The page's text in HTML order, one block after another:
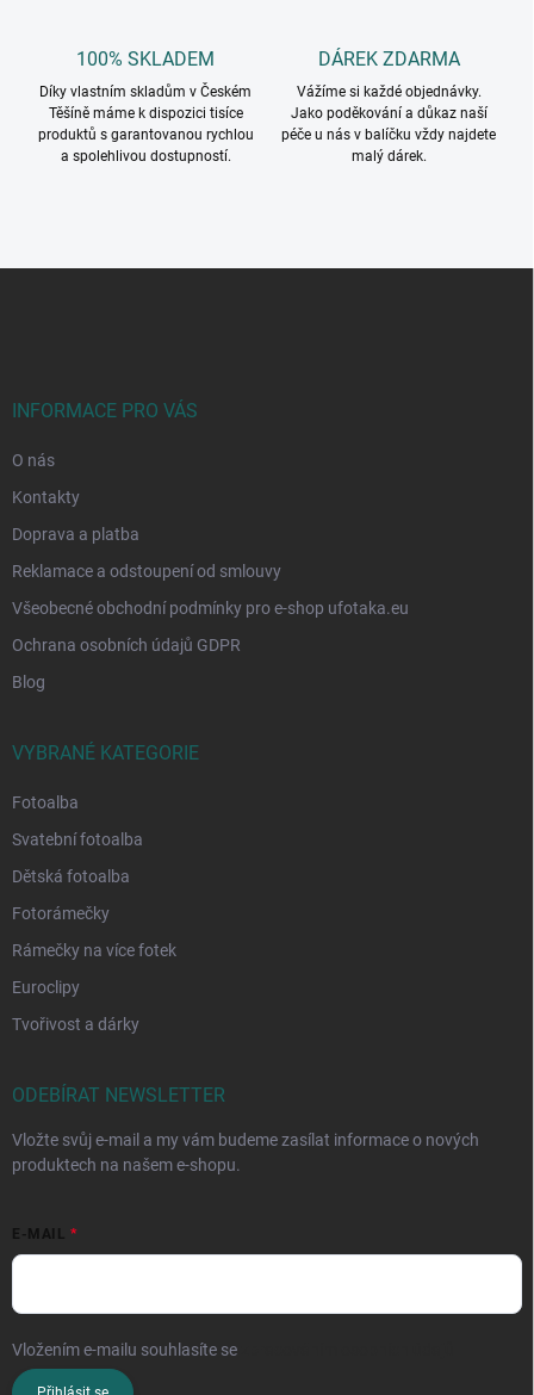
100% SKLADEM
Díky vlastním skladům v Českém
Těšíně máme k dispozici tisíce
produktů s garantovanou rychlou
a spolehlivou dostupností.
DÁREK ZDARMA
Vážíme si každé objednávky.
Jako poděkování a důkaz naší
péče u nás v balíčku vždy najdete
malý dárek.
INFORMACE PRO VÁS
O nás
Kontakty
Doprava a platba
Reklamace a odstoupení od smlouvy
Všeobecné obchodní podmínky pro e-shop ufotaka.eu
Ochrana osobních údajů GDPR
Blog
VYBRANÉ KATEGORIE
Fotoalba
Svatební fotoalba
Dětská fotoalba
Fotorámečky
Rámečky na více fotek
Euroclipy
Tvořivost a dárky
ODEBÍRAT NEWSLETTER
Vložte svůj e-mail a my vám budeme zasílat informace o nových
produktech na našem e-shopu.
E-MAIL
Vložením e-mailu souhlasíte se